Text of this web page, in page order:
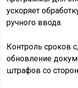
ускоряет
ручного ввода.
Контроль сроков
обновление
штрафов со